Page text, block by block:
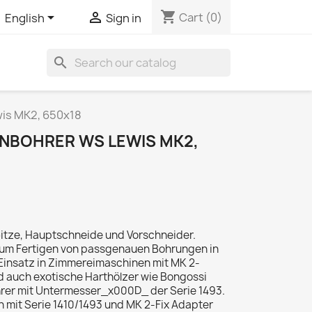
English  Sign in shopping_cart Cart (0)
search
MK2, 650x18
WS LEWIS MK2,
Hauptschneide und Vorschneider.
Fertigen von passgenauen Bohrungen in
in Zimmereimaschinen mit MK 2-
auch exotische Harthölzer wie Bongossi
mit Untermesser_x000D_ der Serie 1493.
Serie 1410/1493 und MK 2-Fix Adapter